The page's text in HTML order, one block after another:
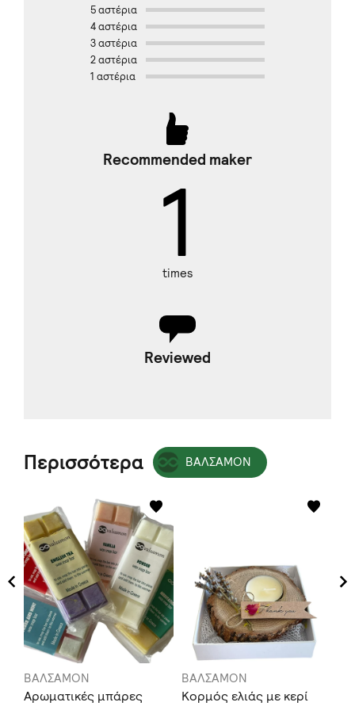
5 αστέρια
4 αστέρια
3 αστέρια
2 αστέρια
1 αστέρια
Recommended maker
1
times
Reviewed
Περισσότερα ΒΑΛΣΑΜΟΝ
ΒΑΛΣΑΜΟΝ
Aρωματικές μπάρες
ΒΑΛΣΑΜΟΝ
Κορμός ελιάς με κερί